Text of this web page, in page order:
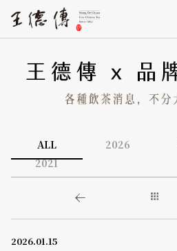
繁
ALL 2026
2021
2026.01.15